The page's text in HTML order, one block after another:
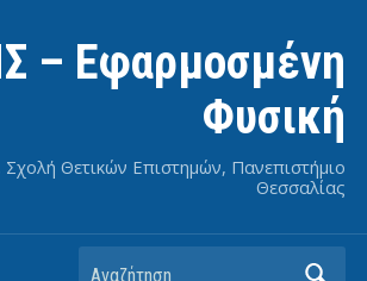
– Εφαρμοσμένη
Φυσική
Θετικών Επιστημών, Πανεπιστήμιο
Θεσσαλίας
Αναζήτηση